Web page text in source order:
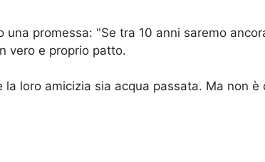
promessa: "Se tra 10 anni saremo
vero e proprio patto.
loro amicizia sia acqua passata. Ma non è